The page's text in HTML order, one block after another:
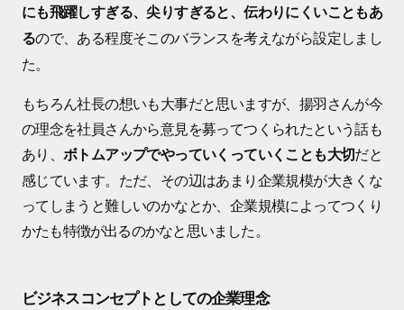
にも飛躍しすぎる、尖りすぎると、伝わりにくいこともあ
るので、ある程度そこのバランスを考えながら設定しまし
た。
もちろん社長の想いも大事だと思いますが、揚羽さんが今
の理念を社員さんから意見を募ってつくられたという話も
あり、ボトムアップでやっていくっていくことも大切だと
感じています。ただ、その辺はあまり企業規模が大きくな
ってしまうと難しいのかなとか、企業規模によってつくり
かたも特徴が出るのかなと思いました。
ビジネスコンセプトとしての企業理念